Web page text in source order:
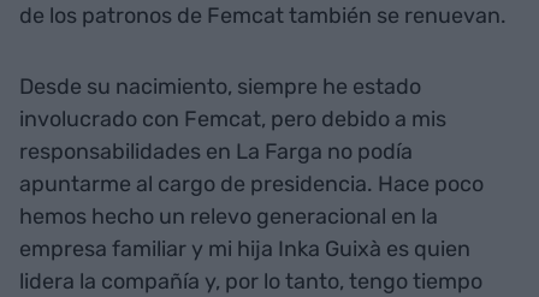
de los patronos de Femcat también se renuevan.
Desde su nacimiento, siempre he estado
involucrado con Femcat, pero debido a mis
responsabilidades en La Farga no podía
apuntarme al cargo de presidencia. Hace poco
hemos hecho un relevo generacional en la
empresa familiar y mi hija Inka Guixà es quien
lidera la compañía y, por lo tanto, tengo tiempo